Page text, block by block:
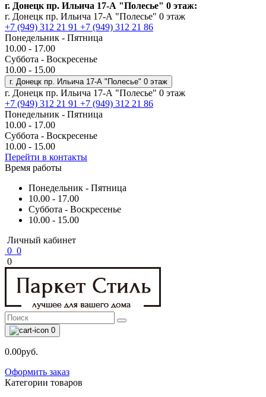
г. Донецк пр. Ильича 17-А "Полесье" 0 этаж:
г. Донецк пр. Ильича 17-А "Полесье" 0 этаж
+7 (949) 312 21 91 +7 (949) 312 21 86
Понедельник - Пятница
10.00 - 17.00
Суббота - Воскресенье
10.00 - 15.00
г. Донецк пр. Ильича 17-А "Полесье" 0 этаж
г. Донецк пр. Ильича 17-А "Полесье" 0 этаж
+7 (949) 312 21 91 +7 (949) 312 21 86
Понедельник - Пятница
10.00 - 17.00
Суббота - Воскресенье
10.00 - 15.00
Перейти в контакты
Время работы
Понедельник - Пятница
10.00 - 17.00
Суббота - Воскресенье
10.00 - 15.00
Личный кабинет
0 0
0
0
0.00руб.
Оформить заказ
Категории товаров